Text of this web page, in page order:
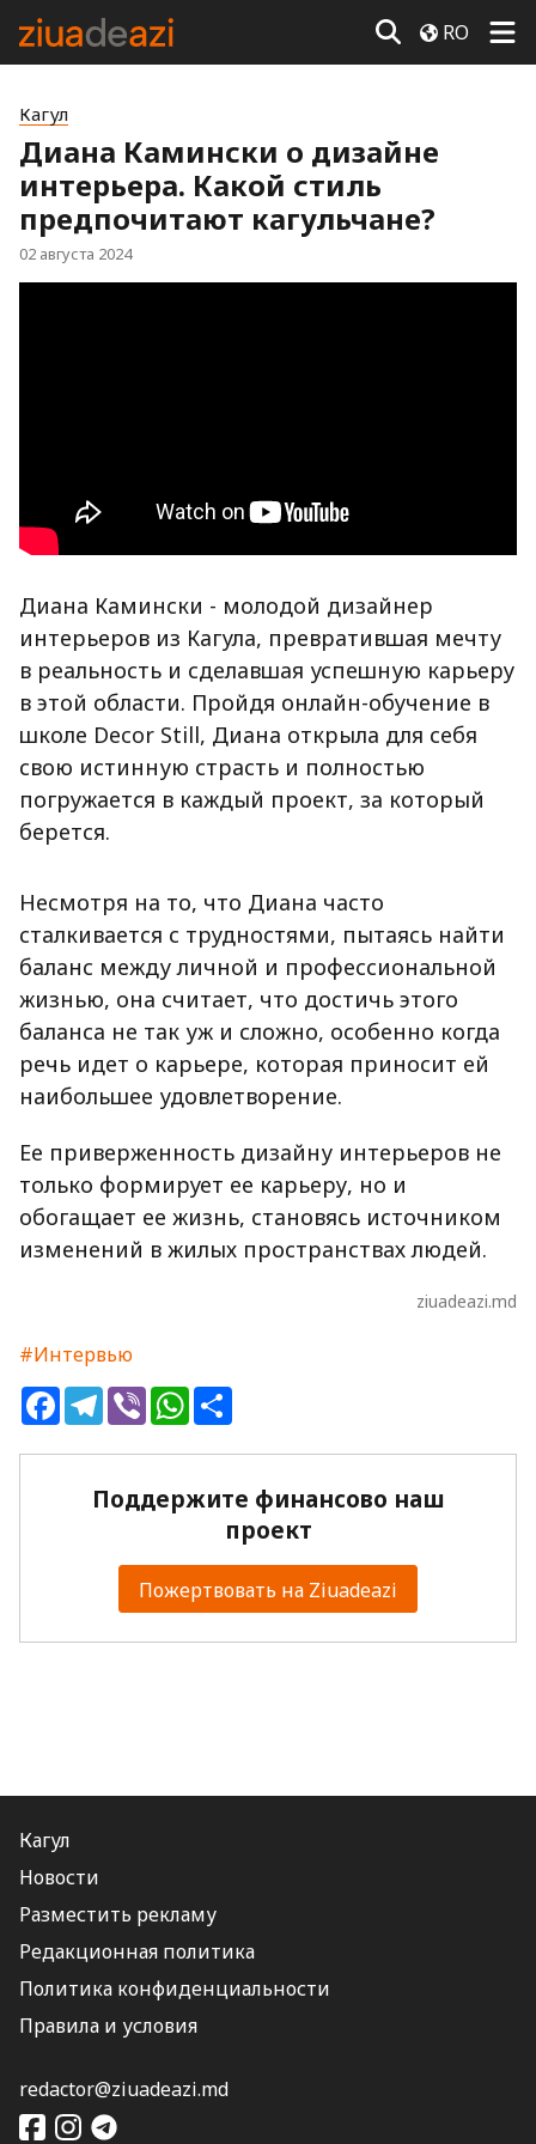
RO
Кагул
Диана Камински о дизайне
интерьера. Какой стиль
предпочитают кагульчане?
02 августа 2024
Диана Камински - молодой дизайнер
интерьеров из Кагула, превратившая мечту
в реальность и сделавшая успешную карьеру
в этой области. Пройдя онлайн-обучение в
школе Decor Still, Диана открыла для себя
свою истинную страсть и полностью
погружается в каждый проект, за который
берется.
Несмотря на то, что Диана часто
сталкивается с трудностями, пытаясь найти
баланс между личной и профессиональной
жизнью, она считает, что достичь этого
баланса не так уж и сложно, особенно когда
речь идет о карьере, которая приносит ей
наибольшее удовлетворение.
Ее приверженность дизайну интерьеров не
только формирует ее карьеру, но и
обогащает ее жизнь, становясь источником
изменений в жилых пространствах людей.
ziuadeazi.md
#Интервью
FacebookTelegram
ViberWhatsApp
Поддержите финансово наш
проект
Пожертвовать на Ziuadeazi
Кагул
Новости
Разместить рекламу
Редакционная политика
Политика конфиденциальности
Правила и условия
redactor@ziuadeazi.md